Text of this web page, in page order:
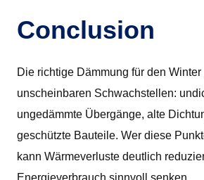
Conclusion
Die richtige Dämmung für den
unscheinbaren Schwachstellen:
ungedämmte Übergänge, alte
geschützte Bauteile. Wer diese
kann Wärmeverluste deutlich